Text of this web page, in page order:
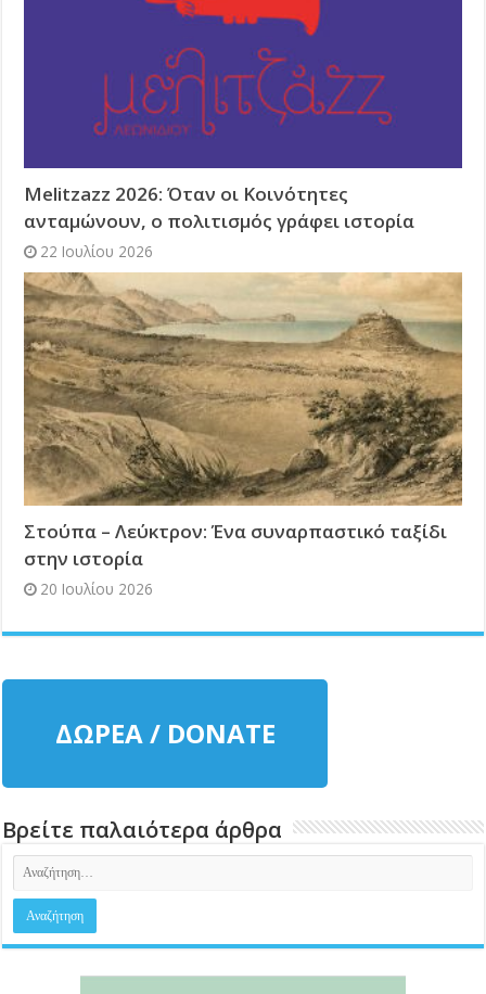
Melitzazz 2026: Όταν οι Κοινότητες
ανταμώνουν, ο πολιτισμός γράφει ιστορία
22 Ιουλίου 2026
Στούπα – Λεύκτρον: Ένα συναρπαστικό ταξίδι
στην ιστορία
20 Ιουλίου 2026
ΔΩΡΕΑ / DONATE
Βρείτε παλαιότερα άρθρα